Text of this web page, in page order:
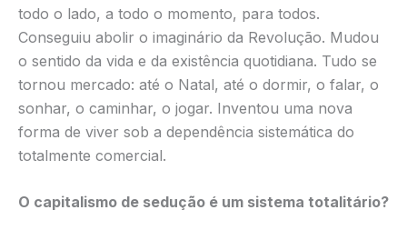
todo o lado, a todo o momento, para todos.
Conseguiu abolir o imaginário da Revolução. Mudou
o sentido da vida e da existência quotidiana. Tudo se
tornou mercado: até o Natal, até o dormir, o falar, o
sonhar, o caminhar, o jogar. Inventou uma nova
forma de viver sob a dependência sistemática do
totalmente comercial.
O capitalismo de sedução é um sistema totalitário?